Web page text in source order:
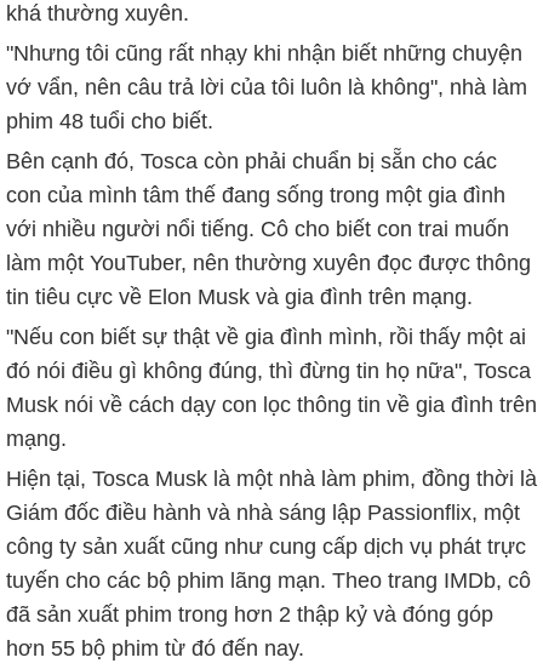
khá thường xuyên.
"Nhưng tôi cũng rất nhạy khi nhận biết những chuyện
vớ vẩn, nên câu trả lời của tôi luôn là không", nhà làm
phim 48 tuổi cho biết.
Bên cạnh đó, Tosca còn phải chuẩn bị sẵn cho các
con của mình tâm thế đang sống trong một gia đình
với nhiều người nổi tiếng. Cô cho biết con trai muốn
làm một YouTuber, nên thường xuyên đọc được thông
tin tiêu cực về Elon Musk và gia đình trên mạng.
"Nếu con biết sự thật về gia đình mình, rồi thấy một ai
đó nói điều gì không đúng, thì đừng tin họ nữa", Tosca
Musk nói về cách dạy con lọc thông tin về gia đình trên
mạng.
Hiện tại, Tosca Musk là một nhà làm phim, đồng thời là
Giám đốc điều hành và nhà sáng lập Passionflix, một
công ty sản xuất cũng như cung cấp dịch vụ phát trực
tuyến cho các bộ phim lãng mạn. Theo trang IMDb, cô
đã sản xuất phim trong hơn 2 thập kỷ và đóng góp
hơn 55 bộ phim từ đó đến nay.